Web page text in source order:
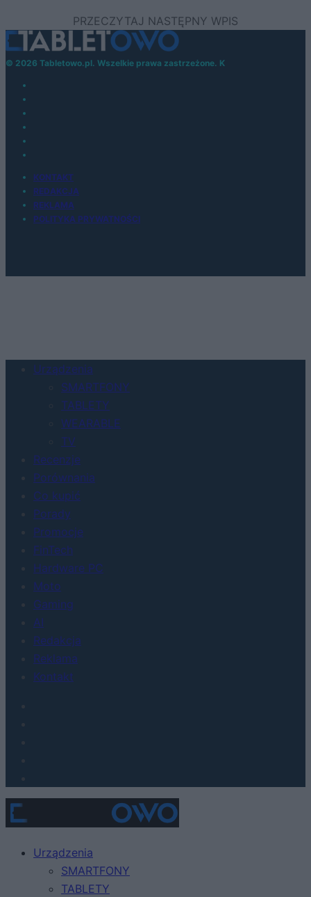
© 2026 Tabletowo.pl. Wszelkie prawa zastrzeżone. K
KONTAKT
REDAKCJA
REKLAMA
POLITYKA PRYWATNOŚCI
Urządzenia
SMARTFONY
TABLETY
WEARABLE
TV
Recenzje
Porównania
Co kupić
Porady
Promocje
FinTech
Hardware PC
Moto
Gaming
AI
Redakcja
Reklama
Kontakt
Urządzenia
SMARTFONY
TABLETY